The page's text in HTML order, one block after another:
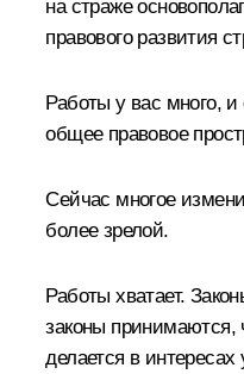
на страже
правового развития
Работы у вас много,
общее правовое
Сейчас многое
более зрелой.
Работы хватает.
законы принимаются,
делается в